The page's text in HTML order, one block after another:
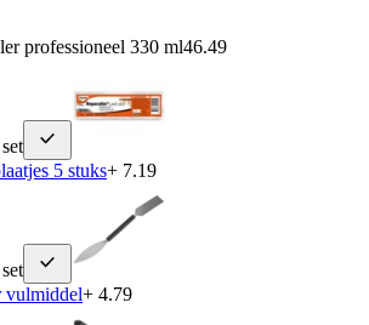
professioneel 330 ml46.49
5 stuks+ 7.19
vulmiddel+ 4.79